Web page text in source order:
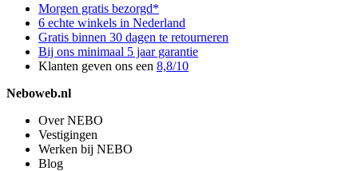
Morgen gratis bezorgd*
6 echte winkels in Nederland
Gratis binnen 30 dagen te retourneren
Bij ons minimaal 5 jaar garantie
Klanten geven ons een 8,8/10
Neboweb.nl
Over NEBO
Vestigingen
Werken bij NEBO
Blog